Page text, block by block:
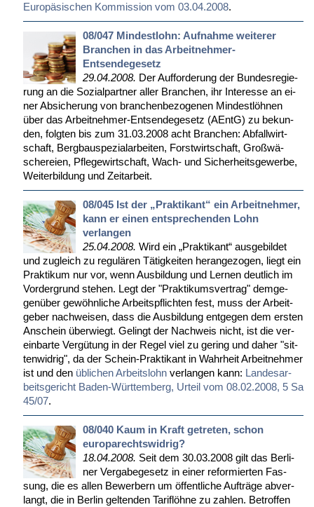
Eu­ro­pä­si­schen Kom­mis­si­on vom 03.04.2008.
08/047 Mindestlohn: Aufnahme weiterer
Branchen in das Arbeitnehmer-
Entsendegesetz
29.04.2008. Der Auf­for­de­rung der Bun­des­re­gie­
rung an die So­zi­al­part­ner al­ler Bran­chen, ihr In­ter­es­se an ei­
ner Ab­si­che­rung von bran­chen­be­zo­ge­nen Min­dest­löh­nen
über das Ar­beit­neh­mer-Ent­sen­de­ge­setz (AEntG) zu be­kun­
den, folg­ten bis zum 31.03.2008 acht Bran­chen: Ab­fall­wirt­
schaft, Berg­bau­spe­zi­al­ar­bei­ten, Forst­wirt­schaft, Groß­wä­
sche­rei­en, Pfle­ge­wirt­schaft, Wach- und Si­cher­heits­ge­wer­be,
Wei­ter­bil­dung und Zeit­ar­beit.
08/045 Ist der „Praktikant“ ein Arbeitnehmer,
kann er einen entsprechenden Lohn
verlangen
25.04.2008. Wird ein „Prak­ti­kant“ aus­ge­bil­det
und zu­gleich zu re­gu­lä­ren Tä­tig­kei­ten her­an­ge­zo­gen, liegt ein
Prak­ti­kum nur vor, wenn Aus­bil­dung und Ler­nen deut­lich im
Vor­der­grund ste­hen. Legt der "Prak­ti­kums­ver­trag" dem­ge­
gen­über ge­wöhn­li­che Ar­beits­pflich­ten fest, muss der Ar­beit­
ge­ber nach­wei­sen, dass die Aus­bil­dung ent­ge­gen dem ers­ten
An­schein über­wiegt. Ge­lingt der Nach­weis nicht, ist die ver­
ein­bar­te Ver­gü­tung in der Re­gel viel zu ge­ring und da­her "sit­
ten­wid­rig", da der Schein-Prak­ti­kant in Wahr­heit Ar­beit­neh­mer
ist und den üb­li­chen Ar­beits­lohn ver­lan­gen kann: Lan­des­ar­
beits­ge­richt Ba­den-Würt­tem­berg, Ur­teil vom 08.02.2008, 5 Sa
45/07.
08/040 Kaum in Kraft getreten, schon
europarechtswidrig?
18.04.2008. Seit dem 30.03.2008 gilt das Ber­li­
ner Ver­ga­be­ge­setz in ei­ner re­for­mier­ten Fas­
sung, die es al­len Be­wer­bern um öf­fent­li­che Auf­trä­ge ab­ver­
langt, die in Ber­lin gel­ten­den Ta­rif­löh­ne zu zah­len. Be­trof­fen